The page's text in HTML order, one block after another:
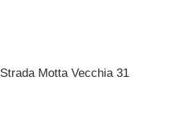
Strada Motta Vecchia 31